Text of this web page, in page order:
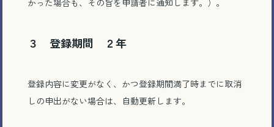
かった場合も、その旨を申請者に通知します。）。
３ 登録期間 ２年
登録内容に変更がなく、かつ登録期間満了時までに取消
しの申出がない場合は、自動更新します。